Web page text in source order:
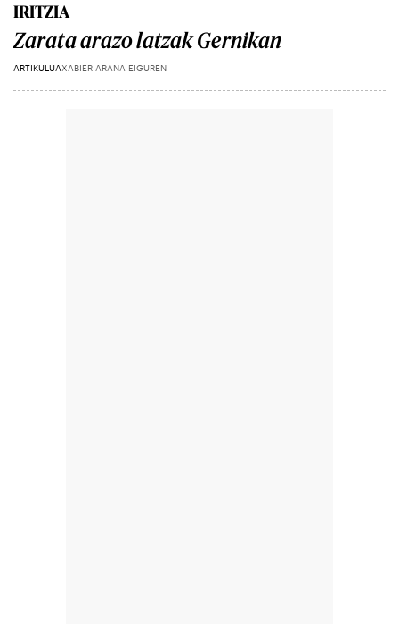
IRITZIA
Zarata arazo latzak Gernikan
ARTIKULUAXABIER ARANA EIGUREN